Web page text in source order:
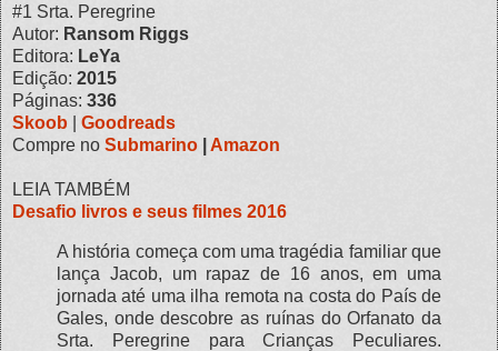
#1 Srta. Peregrine
Autor: Ransom Riggs
Editora: LeYa
Edição: 2015
Páginas: 336
Skoob
Goodreads
Compre no Submarino Amazon
LEIA TAMBÉM
Desafio livros e seus filmes 2016
A história começa com uma tragédia familiar que
lança Jacob, um rapaz de 16 anos, em uma
jornada até uma ilha remota na costa do País de
Gales, onde descobre as ruínas do Orfanato da
Srta. Peregrine para Crianças Peculiares.